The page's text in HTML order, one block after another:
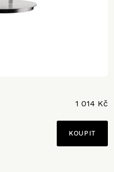
1 014 Kč